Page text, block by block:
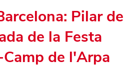
Pilar de
de la Festa
de l'Arpa